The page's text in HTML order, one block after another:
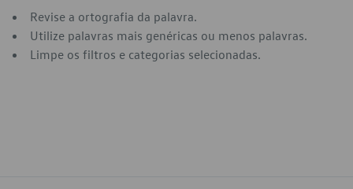
Revise a ortografia da palavra.
Utilize palavras mais genéricas ou menos palavras.
Limpe os filtros e categorias selecionadas.